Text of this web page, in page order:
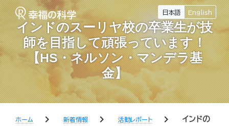
日本語 English
インドのスーリヤ校の卒業生が技
師を目指して頑張っています！
【HS・ネルソン・マンデラ基
金】
ホーム chevron_right 新着情報 chevron_right 活動レポート chevron_right
インドの